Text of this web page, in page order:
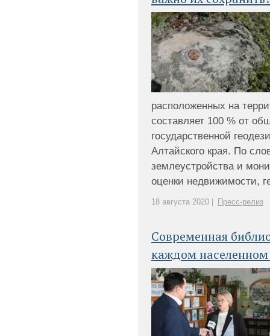
расположенных на
составляет 100 % от
государственной
Алтайского края. По
землеустройства и
оценки недвижимости,
18 августа 2020 | Пресс-релиз
Современная
каждом